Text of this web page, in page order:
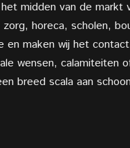
midden van de
horeca, scholen,
maken wij het
wensen, calamiteiten
breed scala aan